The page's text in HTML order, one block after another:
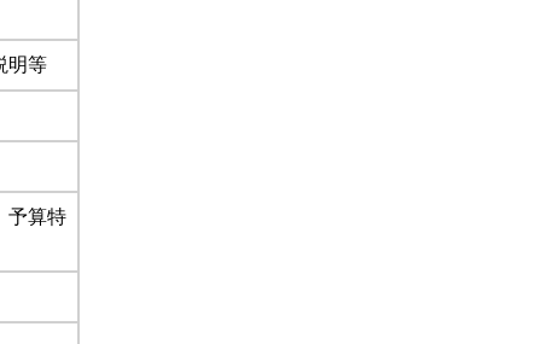
明等
予算特